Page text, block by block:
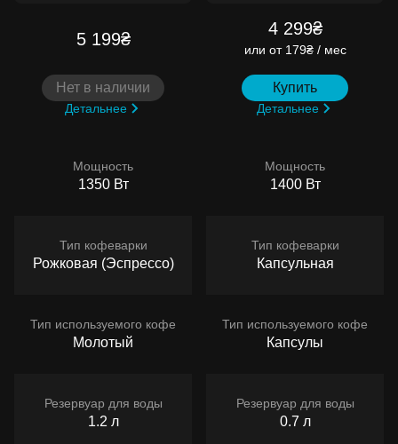
5 199₴
Нет в наличии
Детальнее
Мощность
1350 Вт
Тип кофеварки
Рожковая (Эспрессо)
Тип используемого кофе
Молотый
Резервуар для воды
1.2 л
4 299₴
или от 179₴ / мес
Купить
Детальнее
Мощность
1400 Вт
Тип кофеварки
Капсульная
Тип используемого кофе
Капсулы
Резервуар для воды
0.7 л